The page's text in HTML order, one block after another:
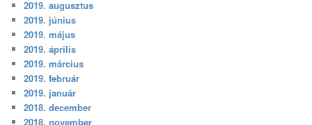
2019. augusztus
2019. június
2019. május
2019. április
2019. március
2019. február
2019. január
2018. december
2018. november